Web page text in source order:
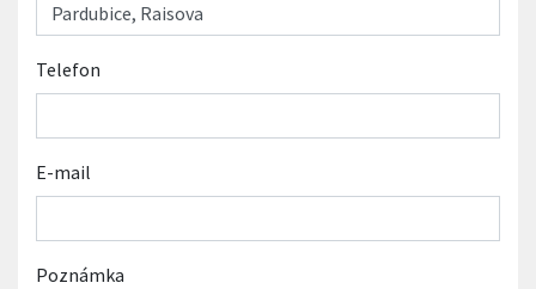
Telefon
E-mail
Poznámka